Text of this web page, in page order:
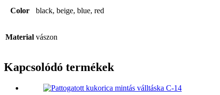
Color black, beige, blue, red
Material vászon
Kapcsolódó termékek